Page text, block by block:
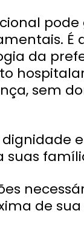
É
da
sem
de